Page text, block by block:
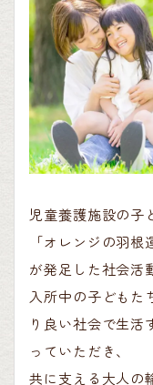
児童養護施設の子
「オレンジの羽
が発足した社会活
入所中の子どもた
り良い社会で生活
っていただき、
共に支える大人の